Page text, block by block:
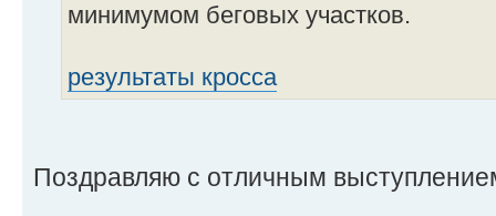
минимумом беговых участков.
результаты кросса
Поздравляю с отличным